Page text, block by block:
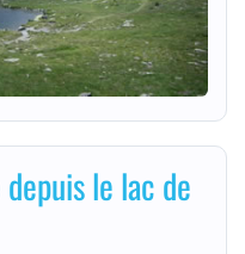
le lac de